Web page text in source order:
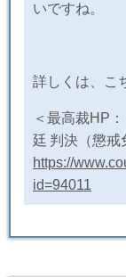
いですね。
詳しくは、こ
＜最高裁HP ：
廷 判決（懲戒
https://
id=94011